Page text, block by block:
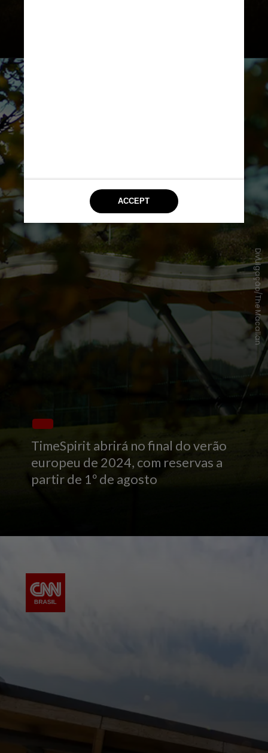
TimeSpirit abrirá no final do verão
europeu de 2024, com reservas a
partir de 1º de agosto
Divulgação/The Macallan